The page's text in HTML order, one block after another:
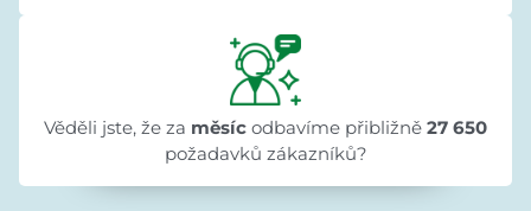
Věděli jste, že za měsíc odbavíme přibližně 27 650
požadavků zákazníků?